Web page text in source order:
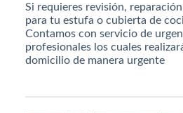
Si requieres revisión,
para tu estufa o cubierta de
Contamos con servicio de
profesionales los cuales
domicilio de manera urgente